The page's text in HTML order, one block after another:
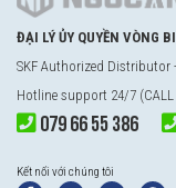
ĐẠI LÝ ỦY QUYỀN VÒNG
SKF Authorized
Hotline support 24/7 (CALL
079 66 55 386
Kết nối với chúng tôi